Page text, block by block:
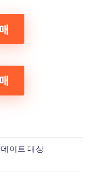
이트 대상